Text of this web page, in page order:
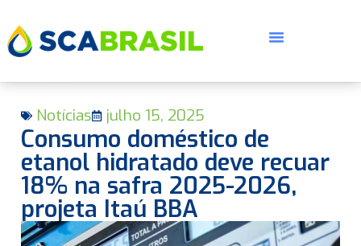
Notícias julho 15, 2025
Consumo doméstico de
etanol hidratado deve recuar
18% na safra 2025-2026,
projeta Itaú BBA